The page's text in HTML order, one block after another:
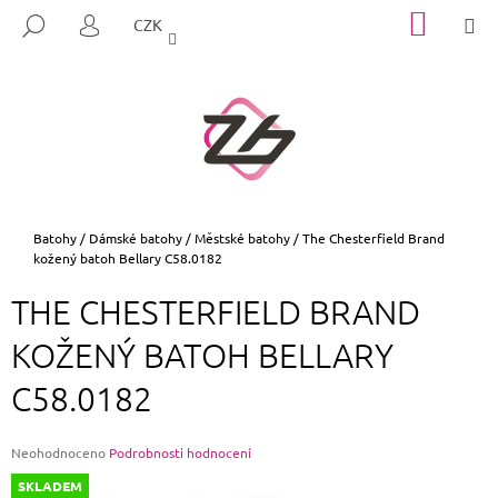
HLEDAT
PŘIHLÁŠENÍ
CZK KOŠÍK
Domů
Batohy / Dámské batohy /Městské batohy /The Chesterfield Brand
kožený batoh Bellary C58.0182
THE CHESTERFIELD BRAND
KOŽENÝ BATOH BELLARY
C58.0182
Průměrné
hodnocení
produktu
Neohodnoceno Podrobnosti hodnocení
SKLADEM
T
Ř
E
B
U
J
E
E